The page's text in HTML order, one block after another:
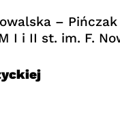
– Pińczak
I i II st. im. F.